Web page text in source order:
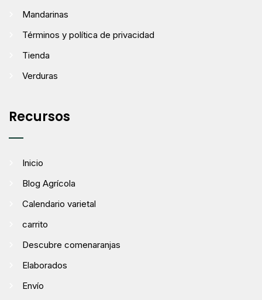
Mandarinas
Términos y política de privacidad
Tienda
Verduras
Recursos
Inicio
Blog Agrícola
Calendario varietal
carrito
Descubre comenaranjas
Elaborados
Envío